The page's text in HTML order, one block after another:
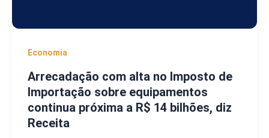
Economia
Arrecadação com alta no Imposto de
Importação sobre equipamentos
continua próxima a R$ 14 bilhões, diz
Receita